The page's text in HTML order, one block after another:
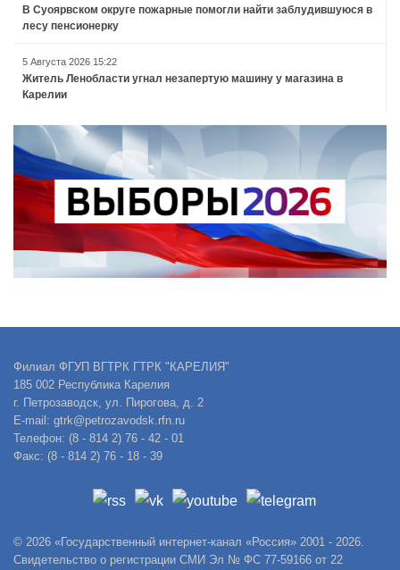
В Суоярвском округе пожарные помогли найти заблудившуюся в
лесу пенсионерку
5 Августа 2026 15:22
Житель Ленобласти угнал незапертую машину у магазина в
Карелии
Филиал ФГУП ВГТРК ГТРК "КАРЕЛИЯ"
185 002 Республика Карелия
г. Петрозаводск, ул. Пирогова, д. 2
E-mail: gtrk@petrozavodsk.rfn.ru
Телефон: (8 - 814 2) 76 - 42 - 01
Факс: (8 - 814 2) 76 - 18 - 39
© 2026 «Государственный интернет-канал «Россия» 2001 - 2026.
Свидетельство о регистрации СМИ Эл № ФС 77-59166 от 22